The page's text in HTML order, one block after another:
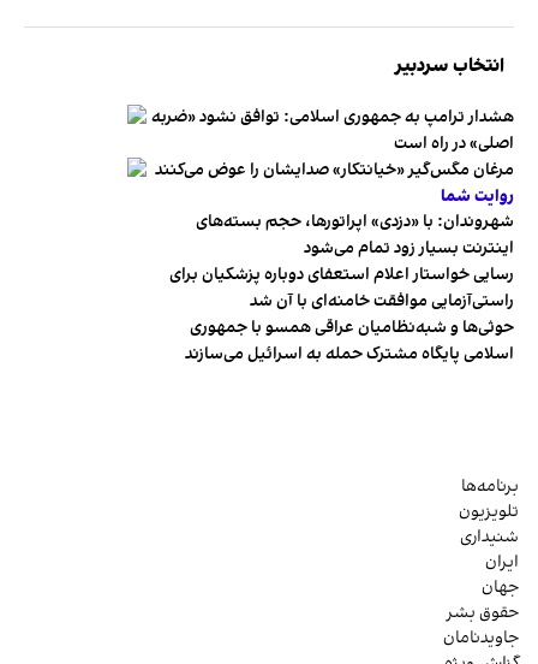
انتخاب سردبیر
هشدار ترامپ به جمهوری اسلامی: توافق نشود «ضربه
اصلی» در راه است
مرغان مگس‌گیر «خیانتکار» صدایشان را عوض می‌کنند
روایت شما
شهروندان:‌ با «دزدی» اپراتورها، حجم بسته‌های
اینترنت بسیار زود تمام می‌شود
رسایی خواستار اعلام استعفای دوباره پزشکیان برای
راستی‌آزمایی موافقت خامنه‌ای با آن شد
حوثی‌ها و شبه‌نظامیان عراقی همسو با جمهوری
اسلامی پایگاه مشترک حمله به اسرائیل می‌سازند
برنامه‌ها
تلویزیون
شنیداری
ایران
جهان
حقوق بشر
جاویدنامان